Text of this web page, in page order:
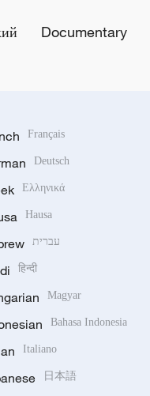
Documentary
Français
Deutsch
Ελληνικά
Hausa
עברית
हिन्दी
Magyar
Bahasa Indonesia
Italiano
日本語